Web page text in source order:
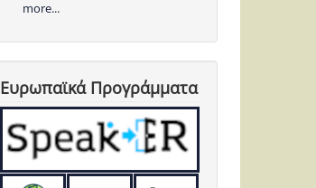
more...
Ευρωπαϊκά Προγράμματα